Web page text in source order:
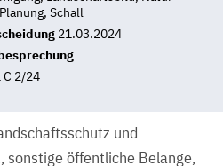
Schall
21.03.2024
C 2/24
und
sonstige öffentliche Belange,